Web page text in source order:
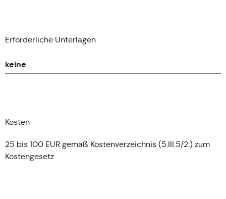
Erforderliche Unterlagen
keine
Kosten
25 bis 100 EUR gemäß Kostenverzeichnis (5.III.5/2.) zum
Kostengesetz